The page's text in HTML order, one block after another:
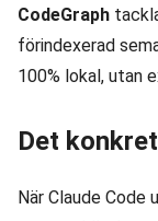
CodeGraph
förindexerad
100% lokal, utan
Det
När Claude Code